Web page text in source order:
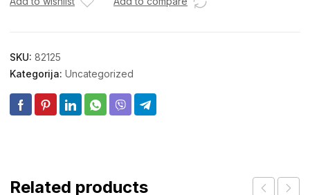
SKU: 82125
Kategorija: Uncategorized
Related products